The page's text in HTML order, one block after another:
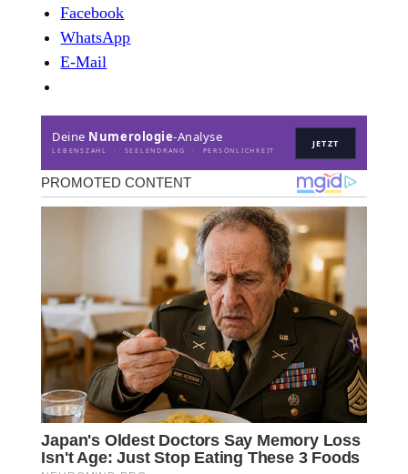
Facebook
WhatsApp
E-Mail
Deine Numerologie-Analyse
LEBENSZAHL · SEELENDRANG · PERSÖNLICHKEIT
JETZT